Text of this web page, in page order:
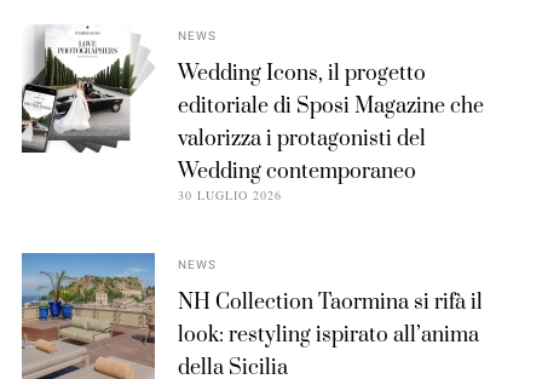
NEWS
Wedding Icons, il progetto
editoriale di Sposi Magazine che
valorizza i protagonisti del
Wedding contemporaneo
30 LUGLIO 2026
NEWS
NH Collection Taormina si rifà il
look: restyling ispirato all’anima
della Sicilia